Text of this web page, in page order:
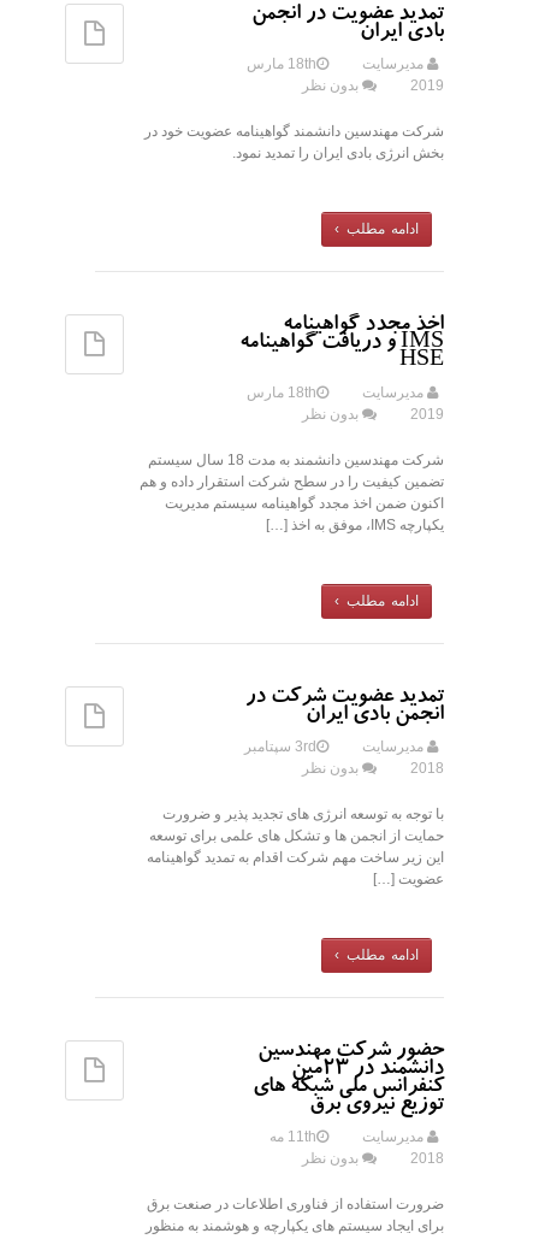
تمدید عضویت در انجمن
بادی ایران
مدیرسایت
18th مارس
2019
بدون نظر
شرکت مهندسین دانشمند گواهینامه عضویت خود در
بخش انرژی بادی ایران را تمدید نمود.
ادامه مطلب ›
اخذ مجدد گواهینامه
IMS و دریافت گواهینامه
HSE
مدیرسایت
18th مارس
2019
بدون نظر
شرکت مهندسین دانشمند به مدت 18 سال سیستم
تضمین کیفیت را در سطح شرکت استقرار داده و هم
اکنون ضمن اخذ مجدد گواهینامه سیستم مدیریت
یکپارچه IMS، موفق به اخذ […]
ادامه مطلب ›
تمدید عضویت شرکت در
انجمن بادی ایران
مدیرسایت
3rd سپتامبر
2018
بدون نظر
با توجه به توسعه انرژی های تجدید پذیر و ضرورت
حمایت از انجمن ها و تشکل های علمی برای توسعه
این زیر ساخت مهم شرکت اقدام به تمدید گواهینامه
عضویت […]
ادامه مطلب ›
حضور شرکت مهندسین
دانشمند در 23مین
کنفرانس ملی شبکه های
توزیع نیروی برق
مدیرسایت
11th مه
2018
بدون نظر
ضرورت استفاده از فناوری اطلاعات در صنعت برق
برای ایجاد سیستم های یکپارچه و هوشمند به منظور